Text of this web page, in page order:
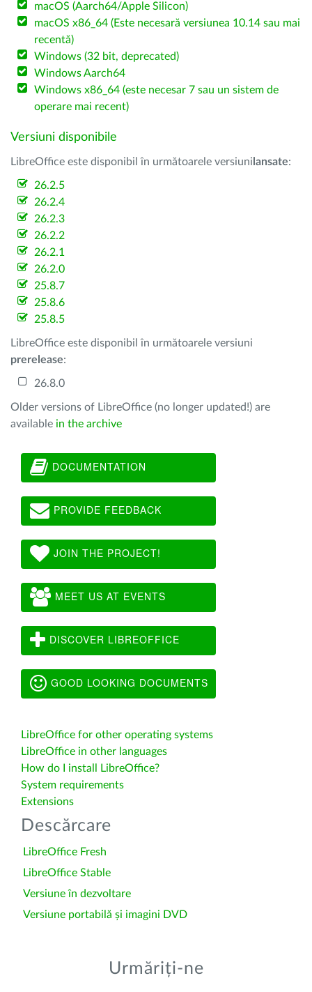
macOS (Aarch64/Apple Silicon)
macOS x86_64 (Este necesară versiunea 10.14 sau mai
recentă)
Windows (32 bit, deprecated)
Windows Aarch64
Windows x86_64 (este necesar 7 sau un sistem de
operare mai recent)
Versiuni disponibile
LibreOffice este disponibil în următoarele versiuni lansate:
26.2.5
26.2.4
26.2.3
26.2.2
26.2.1
26.2.0
25.8.7
25.8.6
25.8.5
LibreOffice este disponibil în următoarele versiuni
prerelease:
26.8.0
Older versions of LibreOffice (no longer updated!) are
available in the archive
DOCUMENTATION
PROVIDE FEEDBACK
JOIN THE PROJECT!
MEET US AT EVENTS
DISCOVER LIBREOFFICE
GOOD LOOKING DOCUMENTS
LibreOffice for other operating systems
LibreOffice in other languages
How do I install LibreOffice?
System requirements
Extensions
Descărcare
LibreOffice Fresh
LibreOffice Stable
Versiune în dezvoltare
Versiune portabilă și imagini DVD
Urmăriți-ne